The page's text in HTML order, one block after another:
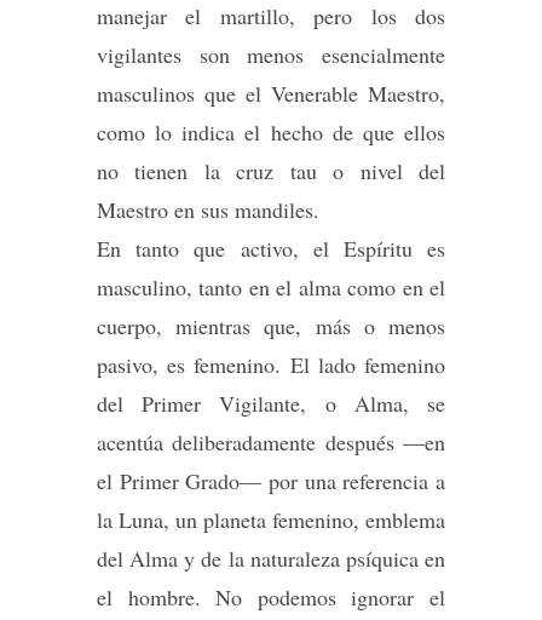
manejar el martillo, pero los dos
vigilantes son menos esencialmente
masculinos que el Venerable Maestro,
como lo indica el hecho de que ellos
no tienen la cruz tau o nivel del
Maestro en sus mandiles.
En tanto que activo, el Espíritu es
masculino, tanto en el alma como en el
cuerpo, mientras que, más o menos
pasivo, es femenino. El lado femenino
del Primer Vigilante, o Alma, se
acentúa deliberadamente después —en
el Primer Grado— por una referencia a
la Luna, un planeta femenino, emblema
del Alma y de la naturaleza psíquica en
el hombre. No podemos ignorar el